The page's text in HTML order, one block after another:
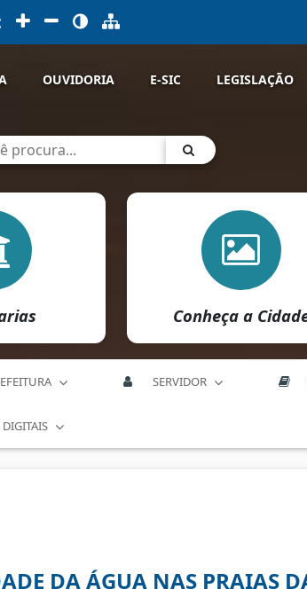
OUVIDORIA E-SIC LEGISLAÇÃO
Conheça a
SERVIDOR
DIGITAIS
DA ÁGUA NAS PRAIAS